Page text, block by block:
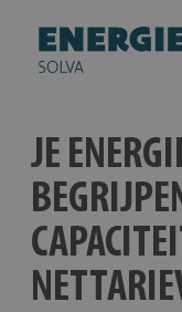
Skip
to
content
JE